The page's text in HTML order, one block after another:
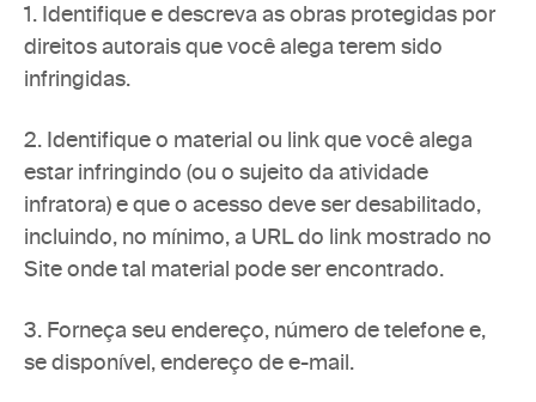
1. Identifique e descreva as obras protegidas por
direitos autorais que você alega terem sido
infringidas.
2. Identifique o material ou link que você alega
estar infringindo (ou o sujeito da atividade
infratora) e que o acesso deve ser desabilitado,
incluindo, no mínimo, a URL do link mostrado no
Site onde tal material pode ser encontrado.
3. Forneça seu endereço, número de telefone e,
se disponível, endereço de e-mail.